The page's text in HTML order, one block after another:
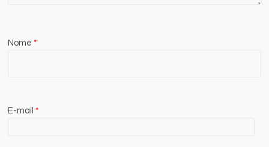
Nome*
E-mail*